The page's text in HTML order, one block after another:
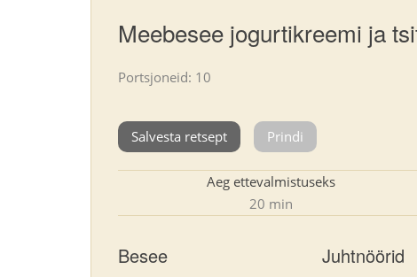
Meebesee jogurtikreemi ja
Portsjoneid: 10
Salvesta retsept Prindi
Aeg ettevalmistuseks
20 min
Besee Juhtnöörid